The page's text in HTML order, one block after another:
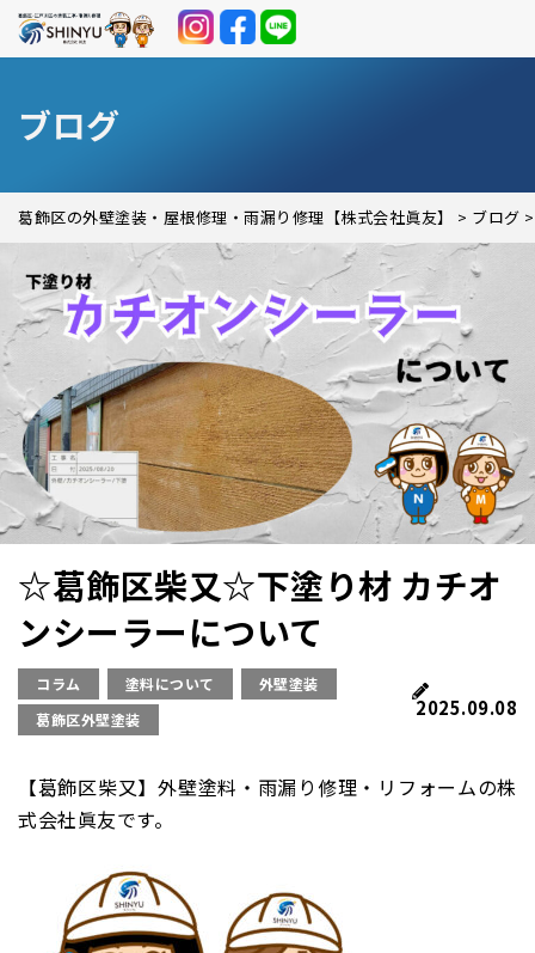
ブログ
葛飾区の外壁塗装・屋根修理・雨漏り修理【株式会社眞友】 > ブログ
☆葛飾区柴又☆下塗り材 カチオ
ンシーラーについて
コラム 塗料について
外壁塗装
葛飾区外壁塗装
2025.09.08
【葛飾区柴又】外壁塗料・雨漏り修理・リフォームの株
式会社眞友です。